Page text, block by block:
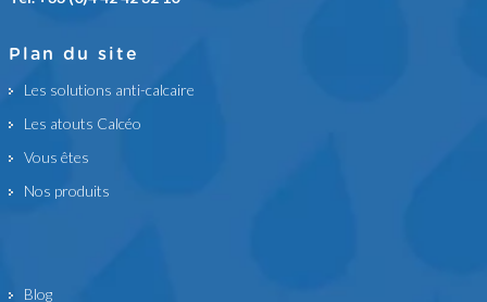
Plan du site
Les solutions anti-calcaire
Les atouts Calcéo
Vous êtes
Nos produits
Blog